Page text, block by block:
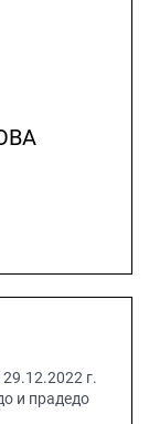
г.
и прадедо